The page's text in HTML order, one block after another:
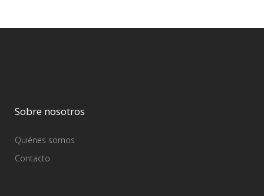
Sobre nosotros
Quiénes somos
Contacto